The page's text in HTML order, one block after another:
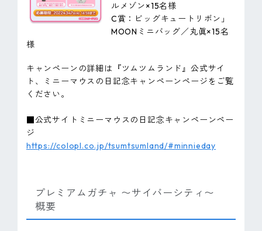
ルメゾン×15名様
C賞：ビッグキュートリボン」
MOONミニバッグ／丸眞×15名
様
キャンペーンの詳細は『ツムツムランド』公式サイ
ト、ミニーマウスの日記念キャンペーンページをご覧
ください。
■公式サイトミニーマウスの日記念キャンペーンペー
ジ
https://colopl.co.jp/tsumtsumland/#minnieday
プレミアムガチャ 〜サイバーシティ〜
概要